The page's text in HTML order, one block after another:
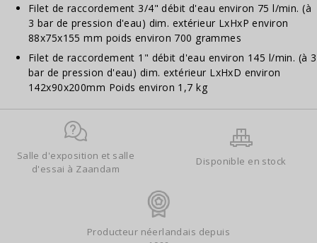
Filet de raccordement 3/4" débit d'eau environ 75 l/min. (à
3 bar de pression d'eau) dim. extérieur LxHxP environ
88x75x155 mm poids environ 700 grammes
Filet de raccordement 1" débit d'eau environ 145 l/min. (à 3
bar de pression d'eau) dim. extérieur LxHxD environ
142x90x200mm Poids environ 1,7 kg
Salle d'exposition et salle
d'essai à Zaandam
Disponible en stock
Producteur néerlandais depuis